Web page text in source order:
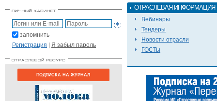
запомнить
Регистрация | Я забыл пароль
ПОДПИСКА НА ЖУРНАЛ
ОТРАСЛЕВАЯ ИНФОРМАЦИЯ
Вебинары
Тендеры
Новости отрасли
ГОСТы